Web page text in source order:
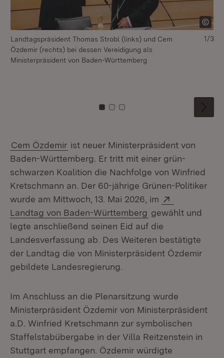
Landtagspräsident Thomas Strobl (links) und Cem
Özdemir (rechts) bei dessen Vereidigung als
Ministerpräsident von Baden-Württemberg
Zu Kachel: 0
Zu Kachel: 1
Zu Kachel: 2
1/3
Cem Özdemir ist neuer Ministerpräsident von
Baden-Württemberg. Er tritt mit einer grün-
schwarzen Koalition die Nachfolge von Winfried
Kretschmann an. Der 60-jährige Grünen-Politiker
wurde am Mittwoch, 13. Mai 2026, im
Landtag von Baden-Württemberg (Öffnet in neuem
gewählt und
legte anschließend seinen Eid auf die
Landesverfassung ab. Des Weiteren bestätigte
der Landtag die von Ministerpräsident Özdemir
gebildete Landesregierung.
Im Anschluss an die Plenarsitzung wurde
Ministerpräsident Özdemir von Ministerpräsident
a.D. Winfried Kretschmann zur symbolischen
Staffelstabübergabe in der Villa Reitzenstein in
Stuttgart empfangen. Özdemir würdigte